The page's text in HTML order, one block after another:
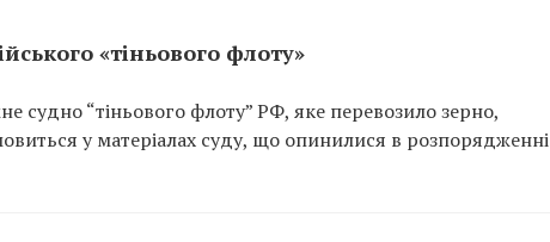
«тіньового флоту»
судно “тіньового флоту” РФ, яке перевозило зерно,
у матеріалах суду, що опинилися в розпорядженні